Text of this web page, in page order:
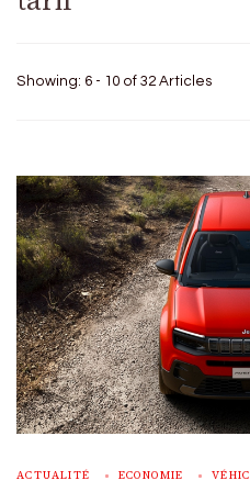
Showing: 6 - 10 of 32 Articles
ACTUALITÉ ECONOMIE